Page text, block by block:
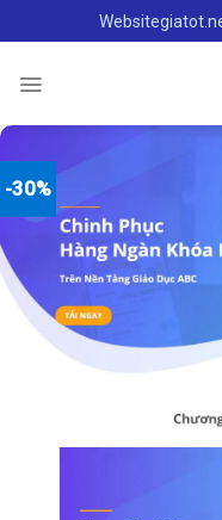
to
-30%